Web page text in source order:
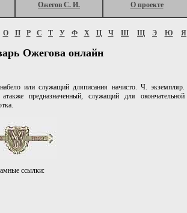
Ожегов С. И. О проекте
О П Р С Т У Ф Х Ц Ч Ш Щ Э Ю Я
Ожегова онлайн
или служащий дляписания начисто. Ч. экземпляр.
предназначенный, служащий для окончательной
ссылки: